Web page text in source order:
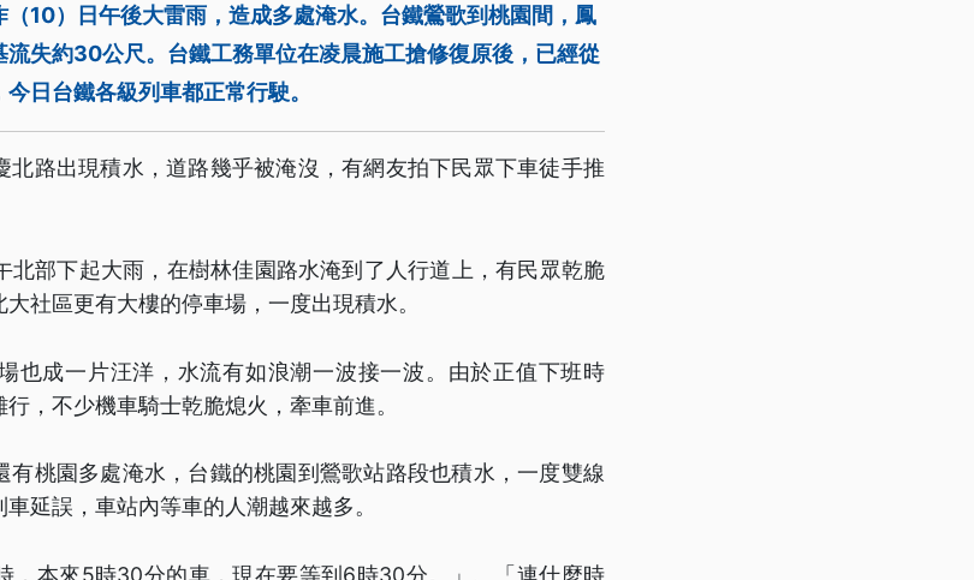
10）日午後大雷雨，造成多處淹水。台鐵鶯歌到桃園間，鳳
失約30公尺。台鐵工務單位在凌晨施工搶修復原後，已經從
日台鐵各級列車都正常行駛。
北路出現積水，道路幾乎被淹沒，有網友拍下民眾下車徒手推
北部下起大雨，在樹林佳園路水淹到了人行道上，有民眾乾脆
社區更有大樓的停車場，一度出現積水。
也成一片汪洋，水流有如浪潮一波接一波。由於正值下班時
，不少機車騎士乾脆熄火，牽車前進。
有桃園多處淹水，台鐵的桃園到鶯歌站路段也積水，一度雙線
延誤，車站內等車的人潮越來越多。
，本來5時30分的車，現在要等到6時30分。」、「連什麼時